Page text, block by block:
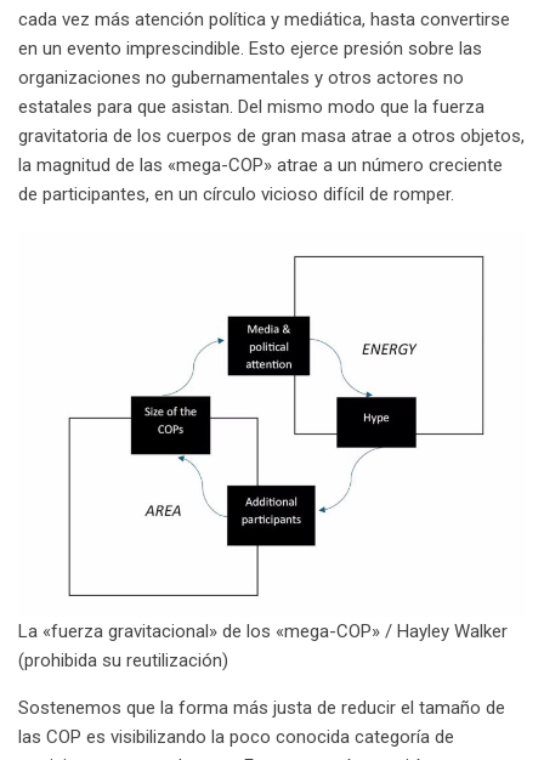
cada vez más atención política y mediática, hasta convertirse
en un evento imprescindible. Esto ejerce presión sobre las
organizaciones no gubernamentales y otros actores no
estatales para que asistan. Del mismo modo que la fuerza
gravitatoria de los cuerpos de gran masa atrae a otros objetos,
la magnitud de las «mega-COP» atrae a un número creciente
de participantes, en un círculo vicioso difícil de romper.
La «fuerza gravitacional» de los «mega-COP» / Hayley Walker
(prohibida su reutilización)
Sostenemos que la forma más justa de reducir el tamaño de
las COP es visibilizando la poco conocida categoría de